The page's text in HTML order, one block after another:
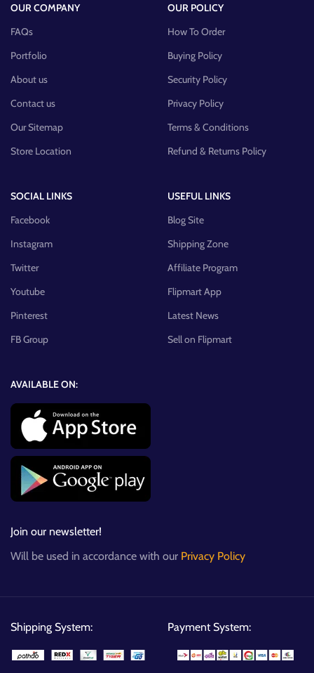
OUR COMPANY
FAQs
Portfolio
About us
Contact us
Our Sitemap
Store Location
OUR POLICY
How To Order
Buying Policy
Security Policy
Privacy Policy
Terms & Conditions
Refund & Returns Policy
SOCIAL LINKS
Facebook
Instagram
Twitter
Youtube
Pinterest
FB Group
USEFUL LINKS
Blog Site
Shipping Zone
Affiliate Program
Flipmart App
Latest News
Sell on Flipmart
AVAILABLE ON:
Join our newsletter!
Will be used in accordance with our Privacy Policy
Shipping System: Payment System: